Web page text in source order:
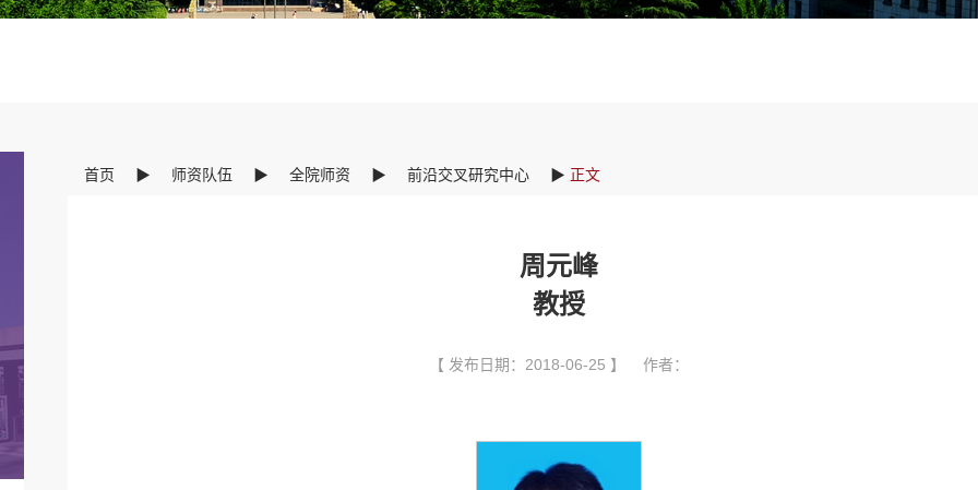
首页 ▶ 师资队伍 ▶ 全院师资 ▶ 前沿交叉研究中心 ▶ 正文
周元峰
教授
【 发布日期：2018-06-25 】 作者：